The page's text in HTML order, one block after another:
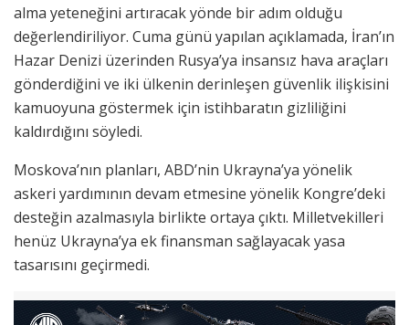
alma yeteneğini artıracak yönde bir adım olduğu
değerlendiriliyor. Cuma günü yapılan açıklamada, İran’ın
Hazar Denizi üzerinden Rusya’ya insansız hava araçları
gönderdiğini ve iki ülkenin derinleşen güvenlik ilişkisini
kamuoyuna göstermek için istihbaratın gizliliğini
kaldırdığını söyledi.
Moskova’nın planları, ABD’nin Ukrayna’ya yönelik
askeri yardımının devam etmesine yönelik Kongre’deki
desteğin azalmasıyla birlikte ortaya çıktı. Milletvekilleri
henüz Ukrayna’ya ek finansman sağlayacak yasa
tasarısını geçirmedi.